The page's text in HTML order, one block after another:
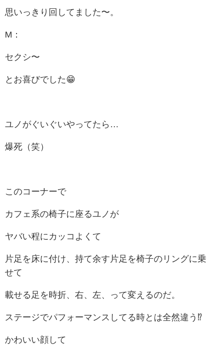
思いっきり回してました〜。
M：
セクシ〜
とお喜びでした😁
ユノがぐいぐいやってたら…
爆死（笑）
このコーナーで
カフェ系の椅子に座るユノが
ヤバい程にカッコよくて
片足を床に付け、持て余す片足を椅子のリングに乗
せて
載せる足を時折、右、左、って変えるのだ。
ステージでパフォーマンスしてる時とは全然違う⁉︎
かわいい顔して